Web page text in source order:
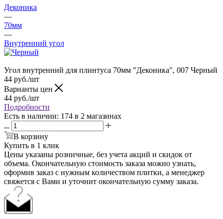
Деконика
—
70мм
—
Внутренний угол
Угол внутренний для плинтуса 70мм "Деконика", 007 Черный
44 руб./шт
Варианты цен
44 руб./шт
Подробности
Есть в наличии: 174 в 2 магазинах
В корзину
Купить в 1 клик
Цены указаны розничные, без учета акций и скидок от
объема. Окончательную стоимость заказа можно узнать,
оформив заказ с нужным количеством плитки, а менеджер
свяжется с Вами и уточнит окончательную сумму заказа.